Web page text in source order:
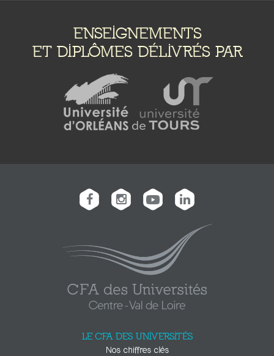
ENSEIGNEMENTS
ET DIPLÔMES DÉLIVRÉS PAR
LE CFA DES UNIVERSITÉS
Nos chiffres clés